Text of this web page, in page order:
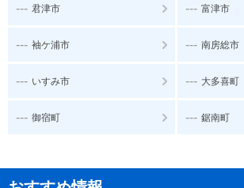
--- 君津市 --- 富津市
--- 袖ケ浦市 --- 南房総市
--- いすみ市 --- 大多喜町
--- 御宿町 --- 鋸南町